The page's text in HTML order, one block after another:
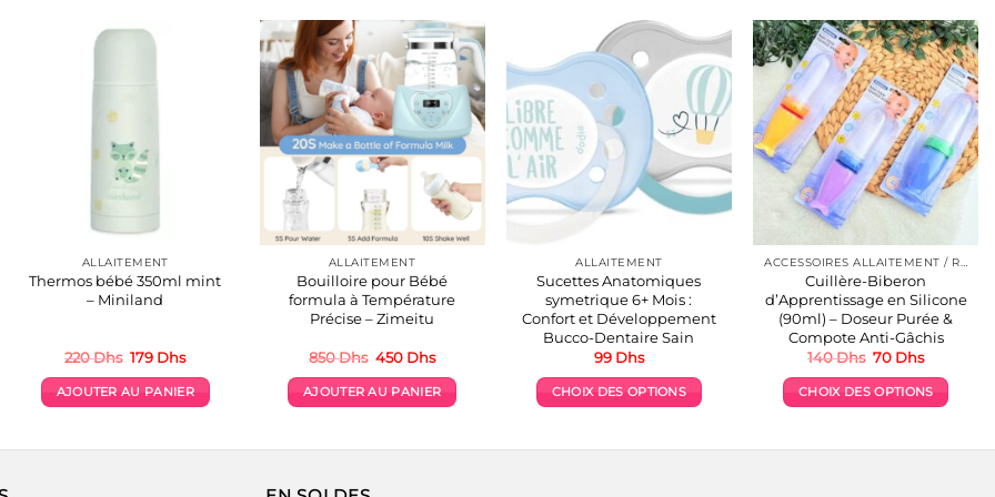
ALLAITEMENT
Thermos bébé 350ml mint
– Miniland
220Dhs Le
initial
était :
179 DhsLe
actuel
est :
AJOUTER AU PANIER
ALLAITEMENT
Bouilloire pour Bébé
formula à Température
Précise – Zimeitu
850Dhs Le
initial
était :
450 DhsLe
actuel
est :
AJOUTER AU PANIER
ALLAITEMENT
Sucettes Anatomiques
symetrique 6+ Mois :
Confort et Développement
Bucco-Dentaire Sain
99 Dhs
CHOIX DES OPTIONS
Cuillère-Biberon
d’Apprentissage en Silicone
(90ml) – Doseur Purée &
Compote Anti-Gâchis
140Dhs Le
initial
était :
70 DhsLe
actuel
est :
CHOIX DES OPTIONS